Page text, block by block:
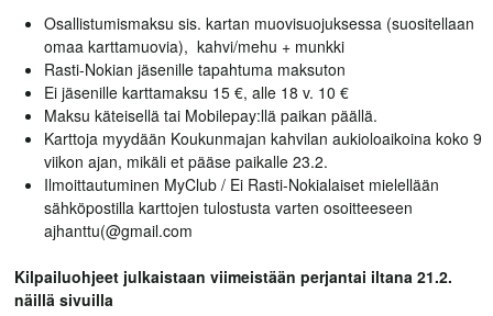
Osallistumismaksu sis. kartan muovisuojuksessa (suositellaan
omaa karttamuovia), kahvi/mehu + munkki
Rasti-Nokian jäsenille tapahtuma maksuton
Ei jäsenille karttamaksu 15 €, alle 18 v. 10 €
Maksu käteisellä tai Mobilepay:llä paikan päällä.
Karttoja myydään Koukunmajan kahvilan aukioloaikoina koko 9
viikon ajan, mikäli et pääse paikalle 23.2.
Ilmoittautuminen MyClub / Ei Rasti-Nokialaiset mielellään
sähköpostilla karttojen tulostusta varten osoitteeseen
ajhanttu(@gmail.com
Kilpailuohjeet julkaistaan viimeistään perjantai iltana 21.2.
näillä sivuilla